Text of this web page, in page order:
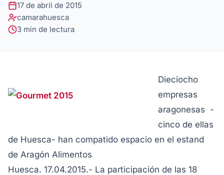
17 de abril de 2015
camarahuesca
3 min de lectura
Dieciocho
empresas
aragonesas -
cinco de ellas
de Huesca- han compatido espacio en el estand
de Aragón Alimentos
Huesca. 17.04.2015.- La participación de las 18